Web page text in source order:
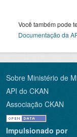
Você também pode
Documentação da
Sobre Ministério de
API do CKAN
Associação CKAN
Impulsionado por